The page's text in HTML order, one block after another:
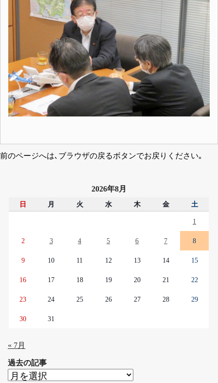
前のページへは､ブラウザの戻るボタンでお戻りください｡
2026年8月
日 月 火 水 木 金 土
1
2 3 4 5 6 7 8
9 10 11 12 13 14 15
16 17 18 19 20 21 22
23 24 25 26 27 28 29
30 31
« 7月
過去の記事
過